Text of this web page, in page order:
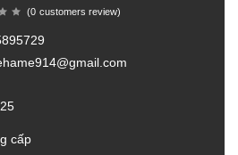
(0 customers review)
cấp